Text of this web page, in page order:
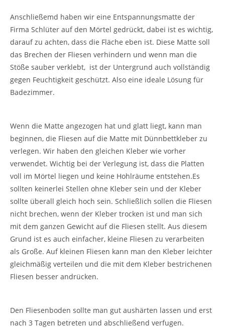
Anschließemd haben wir eine Entspannungsmatte der
Firma Schlüter auf den Mörtel gedrückt, dabei ist es wichtig,
darauf zu achten, dass die Fläche eben ist. Diese Matte soll
das Brechen der Fliesen verhindern und wenn man die
Stöße sauber verklebt, ist der Untergrund auch vollständig
gegen Feuchtigkeit geschützt. Also eine ideale Lösung für
Badezimmer.
Wenn die Matte angezogen hat und glatt liegt, kann man
beginnen, die Fliesen auf die Matte mit Dünnbettkleber zu
verlegen. Wir haben den gleichen Kleber wie vorher
verwendet. Wichtig bei der Verlegung ist, dass die Platten
voll im Mörtel liegen und keine Hohlräume entstehen.Es
sollten keinerlei Stellen ohne Kleber sein und der Kleber
sollte überall gleich hoch sein. Schließlich sollen die Fliesen
nicht brechen, wenn der Kleber trocken ist und man sich
mit dem ganzen Gewicht auf die Fliesen stellt. Aus diesem
Grund ist es auch einfacher, kleine Fliesen zu verarbeiten
als Große. Auf kleinen Fliesen kann man den Kleber leichter
gleichmäßig verteilen und die mit dem Kleber bestrichenen
Fliesen besser andrücken.
Den Fliesenboden sollte man gut aushärten lassen und erst
nach 3 Tagen betreten und abschließend verfugen.